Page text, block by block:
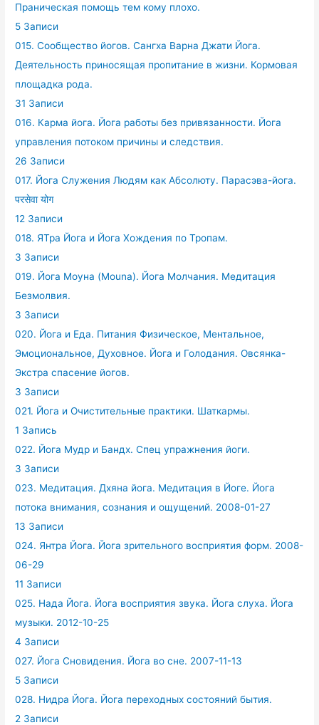
Праническая помощь тем кому плохо.
5 Записи
015. Сообщество йогов. Сангха Варна Джати Йога.
Деятельность приносящая пропитание в жизни. Кормовая
площадка рода.
31 Записи
016. Карма йога. Йога работы без привязанности. Йога
управления потоком причины и следствия.
26 Записи
017. Йога Служения Людям как Абсолюту. Парасэва-йога.
परसेवा योग
12 Записи
018. ЯТра Йога и Йога Хождения по Тропам.
3 Записи
019. Йога Моуна (Mouna). Йога Молчания. Медитация
Безмолвия.
3 Записи
020. Йога и Еда. Питания Физическое, Ментальное,
Эмоциональное, Духовное. Йога и Голодания. Овсянка-
Экстра спасение йогов.
3 Записи
021. Йога и Очистительные практики. Шаткармы.
1 Запись
022. Йога Мудр и Бандх. Спец упражнения йоги.
3 Записи
023. Медитация. Дхяна йога. Медитация в Йоге. Йога
потока внимания, сознания и ощущений. 2008-01-27
13 Записи
024. Янтра Йога. Йога зрительного восприятия форм. 2008-
06-29
11 Записи
025. Нада Йога. Йога восприятия звука. Йога слуха. Йога
музыки. 2012-10-25
4 Записи
027. Йога Сновидения. Йога во сне. 2007-11-13
5 Записи
028. Нидра Йога. Йога переходных состояний бытия.
2 Записи